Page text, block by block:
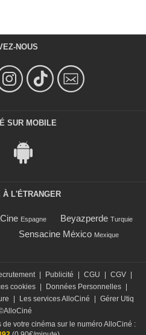
NOUS
SUR MOBILE
À L'ÉTRANGER
Espagne Beyazperde Turquie
Sensacine México Mexique
| Publicité | CGU | CGV |
cookies | Données Personnelles |
| Les services AlloCiné | Gérer Utiq
votre cinéma sur le numéro AlloCiné :